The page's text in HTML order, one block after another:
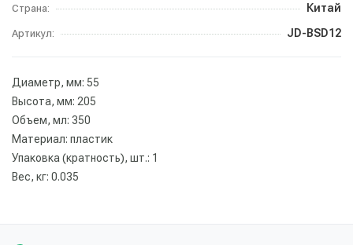
Страна: Китай
Артикул: JD-BSD12
Диаметр, мм: 55
Высота, мм: 205
Объем, мл: 350
Материал: пластик
Упаковка (кратность), шт.: 1
Вес, кг: 0.035